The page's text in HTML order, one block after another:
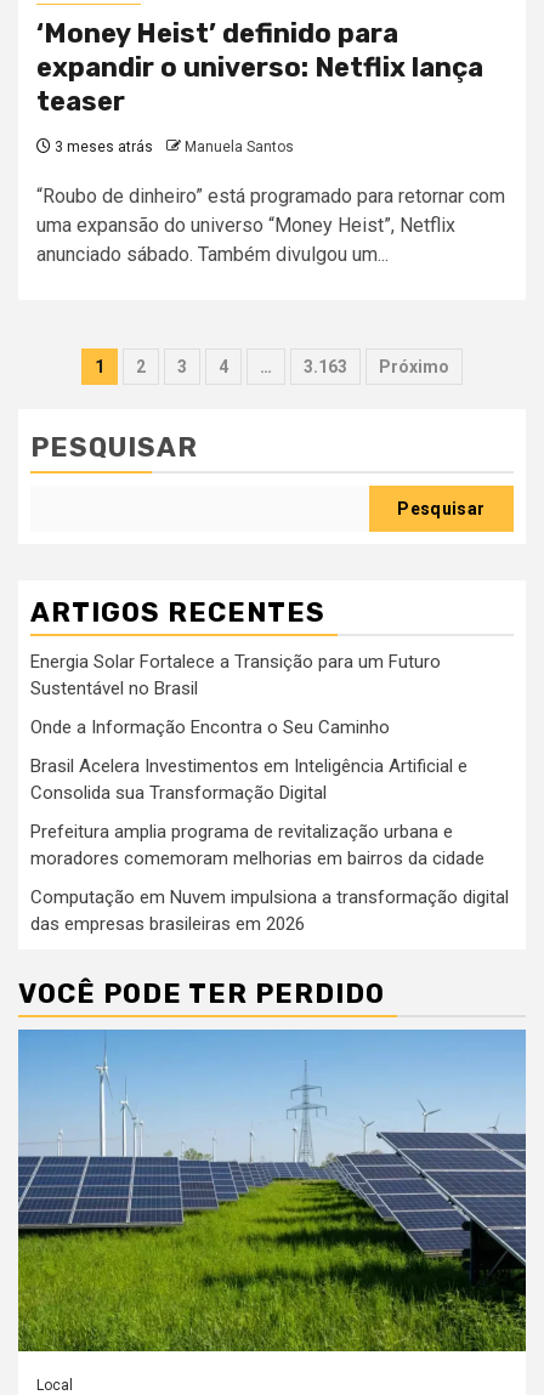
‘Money Heist’ definido para
expandir o universo: Netflix lança
teaser
3 meses atrás Manuela Santos
“Roubo de dinheiro” está programado para retornar com
uma expansão do universo “Money Heist”, Netflix
anunciado sábado. Também divulgou um...
Paginação
conteúdos
1 2 3 4 … 3.163 Próximo
PESQUISAR
Pesquisar
ARTIGOS RECENTES
Energia Solar Fortalece a Transição para um Futuro
Sustentável no Brasil
Onde a Informação Encontra o Seu Caminho
Brasil Acelera Investimentos em Inteligência Artificial e
Consolida sua Transformação Digital
Prefeitura amplia programa de revitalização urbana e
moradores comemoram melhorias em bairros da cidade
Computação em Nuvem impulsiona a transformação digital
das empresas brasileiras em 2026
VOCÊ PODE TER PERDIDO
Local